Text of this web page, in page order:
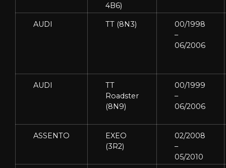
4B6)
AUDI TT (8N3)
00/1998
–
06/2006
AUDI
TT
Roadster
(8N9)
00/1999
–
06/2006
ASSENTO
EXEO
(3R2)
02/2008
–
05/2010